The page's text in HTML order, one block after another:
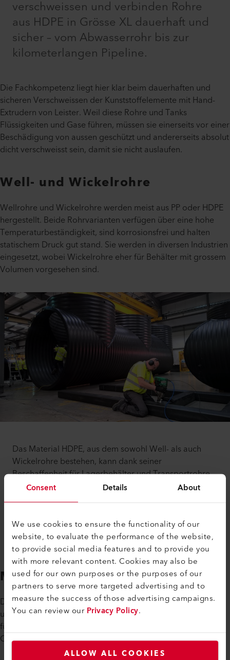
Consent Details About
We use cookies to ensure the functionality of our
website, to evaluate the performance of the website,
to provide social media features and to provide you
with more relevant content. Cookies may also be
used for our own purposes or the purposes of our
partners to serve more targeted advertising and to
measure the success of those advertising campaigns.
You can review ourPrivacy Policy.
ALLOW ALL COOKIES
verschweissen und verbinden Rohre
aus HDPE in Grösse XL dauerhaft und
sicher – vom Abwasserrohr bis zur
kilometerlangen Pipeline.
Die Fachkompetenz liegt hier klar beim dauerhaften und
sicheren Verschweissen der Kunststoffelemente mit Hand-
Extrudern von Leister. Weil diese Rohre und Tanks
Flüssigkeiten und Gase führen, müssen sie einerseits vor einer
Beschädigung von aussen geschützt und andererseits absolut
dicht verschweisst sein, damit sie nicht auslaufen.
Well- und Wickelrohre
Wellrohre und Wickelrohre werden meist aus PP oder HDPE
hergestellt. Beide Rohrvarianten verfügen über eine hohe
Temperaturbeständigkeit, sind korrosionsfrei und halten
statischem Druck gut stand. Sie werden in diversen Industrien
eingesetzt, wobei Wickelrohre eher für Behälter mit grossem
Volumen vorgesehen sind.
Das Material HDPE, aus dem sowohl Well- als auch
Wickelrohre bestehen, kann dank seiner
Beschaffenheit für Lagerbehälter und Transportrohre
für Flüssigkeiten – Trinkwasser und chemische Stoffe –
im Apparate- und Behälterbau eingesetzt werden. Die
von Leister dauerhaft und dicht miteinander
verbunden.
Mantelrohre
Die mit Schaumstoff isolierten und mit Kunststoff
ummantelten Stahlrohre werden vielfach als Transportrohre
für Flüssigkeiten und Gase wie etwa Wasser, Erdöl und
Chemikalien verwendet.